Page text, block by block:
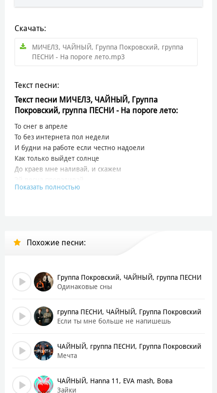
Скачать:
МИЧЕЛЗ, ЧАЙНЫЙ, Группа Покровский, группа
ПЕСНИ - На пороге лето.mp3
Текст песни:
Текст песни МИЧЕЛЗ, ЧАЙНЫЙ, Группа
Покровский, группа ПЕСНИ - На пороге лето:
То снег в апреле
То без интернета пол недели
И будни на работе если честно надоели
Как только выйдет солнце
До краев мне наливай, и скажем
Всей оравой в магазин
Ништяков напокупаем
На природу иль на речку
Вместе дружно полетим
Испортить праздник не дадим
Нам надоели весенние качели
Согревай давай меня
Показать полностью
Похожие песни:
Группа Покровский, ЧАЙНЫЙ, группа ПЕСНИ
Одинаковые сны
группа ПЕСНИ, ЧАЙНЫЙ, Группа Покровский
Если ты мне больше не напишешь
ЧАЙНЫЙ, группа ПЕСНИ, Группа Покровский
Мечта
ЧАЙНЫЙ, Hanna 11, EVA mash, Вова
Солодков, Рили, Группа Покровский
Зайки